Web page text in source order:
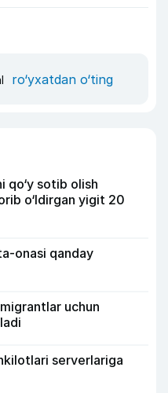
ro‘yxatdan o‘ting
qo‘y sotib olish
o‘ldirgan yigit 20
onasi qanday
uchun
serverlariga